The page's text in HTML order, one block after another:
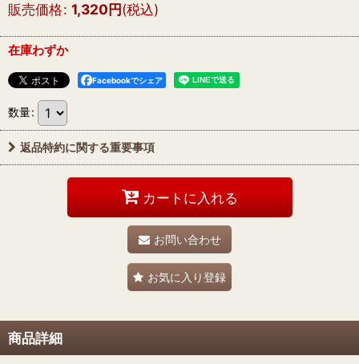
販売価格: 1,320円(税込)
在庫わずか
Facebookでシェア
数量:
返品特約に関する重要事項
カートに入れる
お問い合わせ
お気に入り登録
商品詳細